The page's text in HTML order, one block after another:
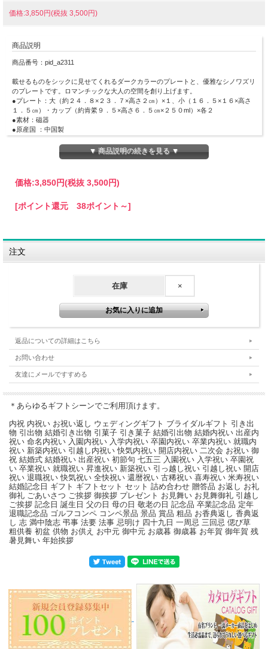
価格:3,850円(税抜 3,500円)
商品説明
商品番号：pid_a2311
載せるものをシックに見せてくれるダークカラーのプレートと、優雅なシノワズリ
のプレートです。ロマンチックな大人の空間を創り上げます。
●プレート：大（約２４．８×２３．７×高さ２㎝）×１、小（１６．５×１６×高さ
１．５㎝）・カップ（約肯綮９．５×高さ６．５㎝×２５０ml）×各２
●素材：磁器
●原産国 ：中国製
さい。
▼ 商品説明の続きを見る ▼
価格:3,850円(税抜 3,500円)
[ポイント還元 38ポイント～]
注文
在庫 ×
返品についての詳細はこちら
お問い合わせ
友達にメールですすめる
＊あらゆるギフトシーンでご利用頂けます。
内祝 内祝い お祝い返し ウェディングギフト ブライダルギフト 引き出
物 引出物 結婚引き出物 引菓子 引き菓子 結婚引出物 結婚内祝い 出産内
祝い 命名内祝い 入園内祝い 入学内祝い 卒園内祝い 卒業内祝い 就職内
祝い 新築内祝い 引越し内祝い 快気内祝い 開店内祝い 二次会 お祝い 御
祝 結婚式 結婚祝い 出産祝い 初節句 七五三 入園祝い 入学祝い 卒園祝
い 卒業祝い 就職祝い 昇進祝い 新築祝い 引っ越し祝い 引越し祝い 開店
祝い 退職祝い 快気祝い 全快祝い 還暦祝い 古稀祝い 喜寿祝い 米寿祝い
結婚記念日 ギフト ギフトセット セット 詰め合わせ 贈答品 お返し お礼
御礼 ごあいさつ ご挨拶 御挨拶 プレゼント お見舞い お見舞御礼 引越し
ご挨拶 記念日 誕生日 父の日 母の日 敬老の日 記念品 卒業記念品 定年
退職記念品 ゴルフコンペ コンペ景品 景品 賞品 粗品 お香典返し 香典返
し 志 満中陰志 弔事 法要 法事 忌明け 四十九日 一周忌 三回忌 偲び草
粗供養 初盆 供物 お供え お中元 御中元 お歳暮 御歳暮 お年賀 御年賀 残
暑見舞い 年始挨拶